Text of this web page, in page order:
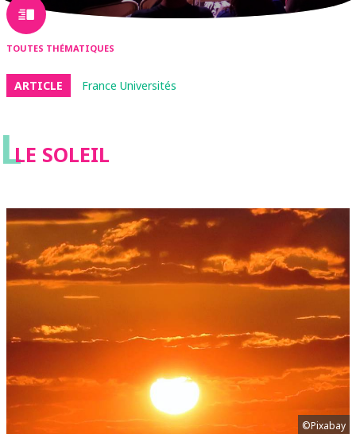
TOUTES THÉMATIQUES
ARTICLE France Universités
LLE SOLEIL
©Pixabay